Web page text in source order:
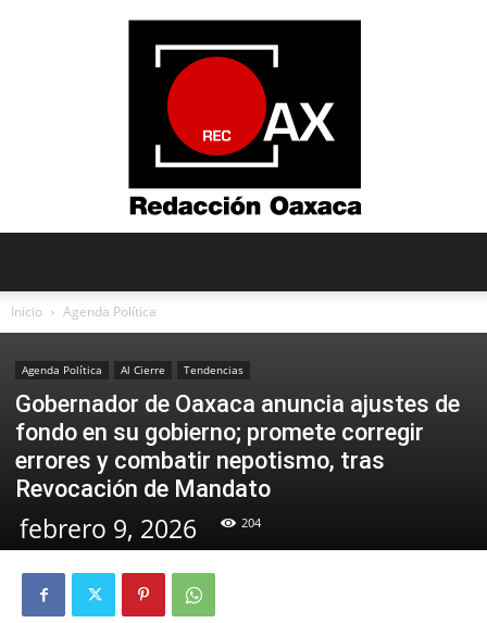
Oaxaca
Inicio Agenda Política
Agenda Política Al Cierre Tendencias
Gobernador de Oaxaca anuncia ajustes de
fondo en su gobierno; promete corregir
errores y combatir nepotismo, tras
Revocación de Mandato
febrero 9, 2026 204